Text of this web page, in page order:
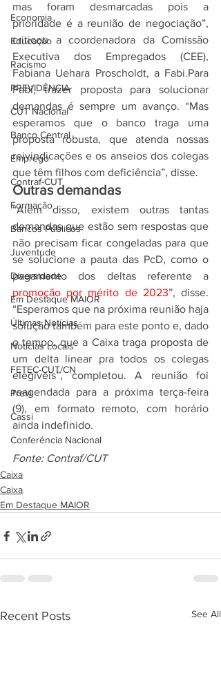
Economia
Educação
Racismo
PREVIDÊNCIA
CUT Nacional
Banco Central
Emprego
Contraf-CUT
Formação
Bancos Públicos
Juventude
Diversidade
Em Destaque MAIOR
Últimas Notícias
Notícias Locais
FETEC-CUT/CN
Previ
Cassi
Conferência Nacional
mas foram desmarcadas pois a
prioridade é a reunião de negociação”,
criticou a coordenadora da Comissão
Executiva dos Empregados (CEE),
Fabiana Uehara Proscholdt, a Fabi.Para
Fabi, trazer proposta para solucionar
demandas é sempre um avanço. “Mas
esperamos que o banco traga uma
proposta robusta, que atenda nossas
reivindicações e os anseios dos colegas
que têm filhos com deficiência”, disse.
Outras demandas
“Além disso, existem outras tantas
demandas que estão sem respostas que
não precisam ficar congeladas para que
se solucione a pauta das PcD, como o
promoção por mérito de 2023”, disse.
“Esperamos que na próxima reunião haja
solução também para este ponto e, dado
o tempo, que a Caixa traga proposta de
um delta linear pra todos os colegas
elegíveis”, completou. A reunião foi
reagendada para a próxima terça-feira
(9), em formato remoto, com horário
ainda indefinido.
Fonte: Contraf/CUT
Caixa
Caixa
Em Destaque MAIOR
Recent Posts See All